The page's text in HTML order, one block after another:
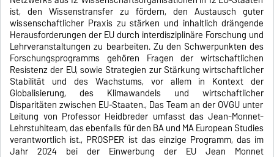
ist, den Wissenstransfer zu fördern, den Austausch guter
wissenschaftlicher Praxis zu stärken und inhaltlich drängende
Herausforderungen der EU durch interdisziplinäre Forschung und
Lehrveranstaltungen zu bearbeiten. Zu den Schwerpunkten des
Forschungsprogramms gehören Fragen der wirtschaftlichen
Resistenz der EU, sowie Strategien zur Stärkung wirtschaftlicher
Stabilität und des Wachstums, vor allem in Kontext der
Globalisierung, des Klimawandels und wirtschaftlicher
Disparitäten zwischen EU-Staaten., Das Team an der OVGU unter
Leitung von Professor Heidbreder umfasst das Jean-Monnet-
Lehrstuhlteam, das ebenfalls für den BA und MA European Studies
verantwortlich ist., PROSPER ist das einzige Programm, das im
Jahr 2024 bei der Einwerbung der EU Jean Monnet